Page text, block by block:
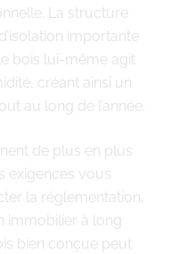
La structure
importante
bois lui-même agit
créant ainsi un
au long de l’année.
de plus en plus
exigences vous
la réglementation,
immobilier à long
bien conçue peut